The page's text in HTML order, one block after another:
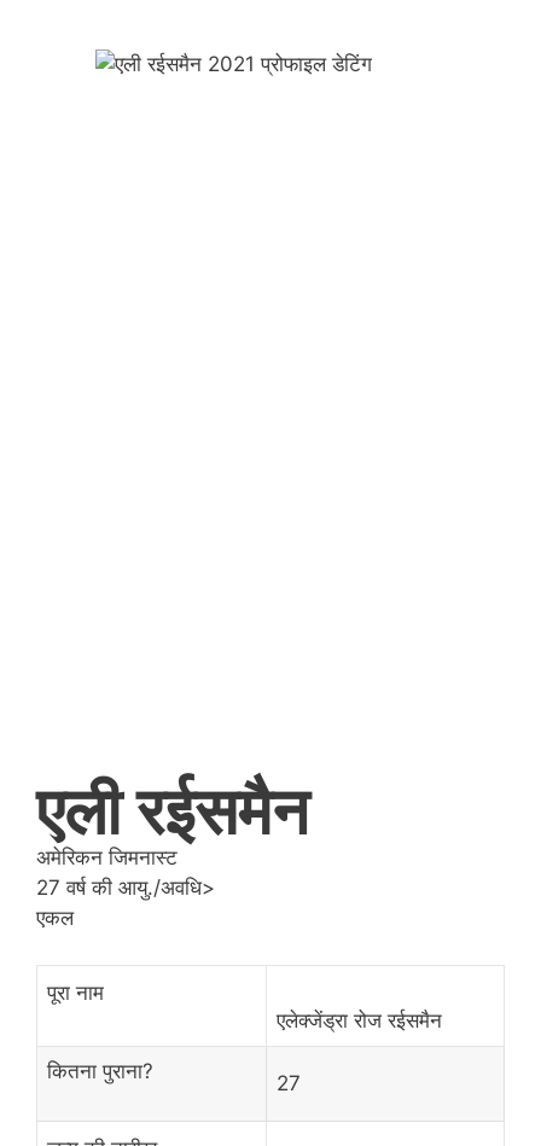
एली रईसमैन
अमेरिकन जिमनास्ट
27 वर्ष की आयु./अवधि>
एकल
पूरा नाम
एलेक्जेंड्रा रोज रईसमैन
कितना पुराना? 27